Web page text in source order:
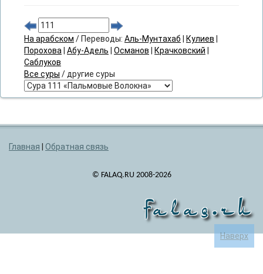
На арабском / Переводы: Аль-Мунтахаб Кулиев
Порохова
Абу-Адель Османов Крачковский
Саблуков
Все суры / другие суры
Наверх
Главная Обратная связь
© FALAQ.RU 2008-2026
falaq.ru